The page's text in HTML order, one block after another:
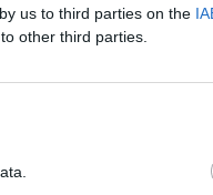
us to third parties on the
other third parties.